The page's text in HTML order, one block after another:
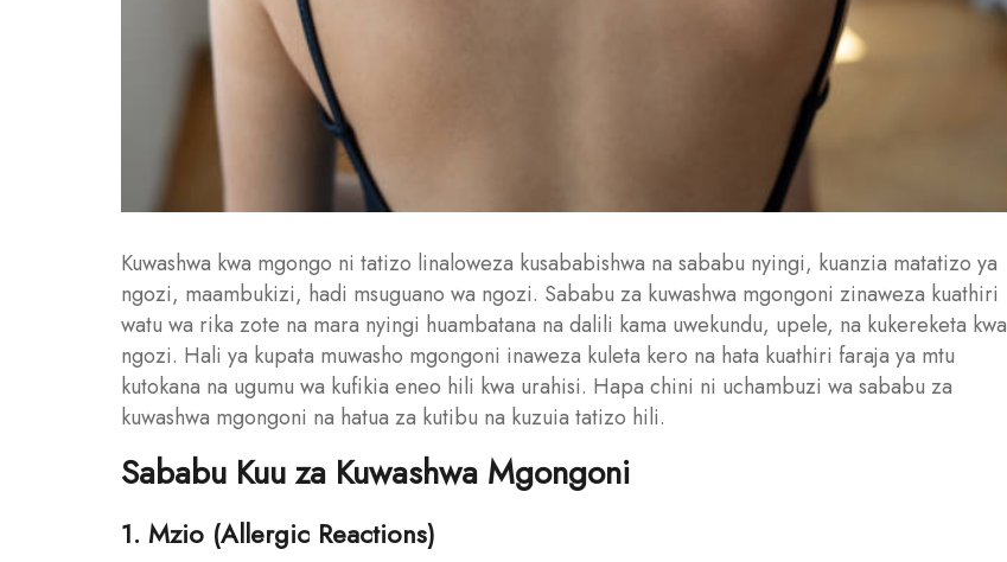
Kuwashwa kwa mgongo ni tatizo linaloweza kusababishwa na sababu nyingi, kuanzia matatizo ya
ngozi, maambukizi, hadi msuguano wa ngozi. Sababu za kuwashwa mgongoni zinaweza kuathiri
watu wa rika zote na mara nyingi huambatana na dalili kama uwekundu, upele, na kukereketa kwa
ngozi. Hali ya kupata muwasho mgongoni inaweza kuleta kero na hata kuathiri faraja ya mtu
kutokana na ugumu wa kufikia eneo hili kwa urahisi. Hapa chini ni uchambuzi wa sababu za
kuwashwa mgongoni na hatua za kutibu na kuzuia tatizo hili.
Sababu Kuu za Kuwashwa Mgongoni
1. Mzio (Allergic Reactions)